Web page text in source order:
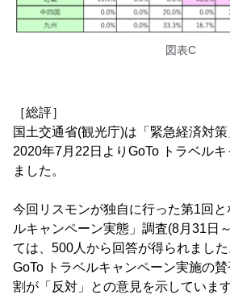
図表C
［総評］
国土交通省(観光庁)は「緊急経済対策
2020年7月22日よりGoTo トラベル
ました。
今回リスモンが独自に行った第1回
ルキャンペーン実態」調査(8月31日
ては、500人から回答が得られました
GoTo トラベルキャンペーン実施の
割が「反対」との意見を示していま